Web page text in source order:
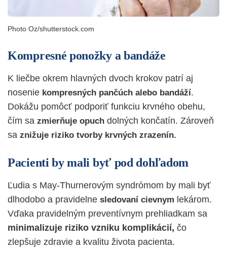
Photo Oz/shutterstock.com
Kompresné ponožky a bandáže
K liečbe okrem hlavných dvoch krokov patrí aj
nosenie kompresných pančúch alebo bandáží.
Dokážu pomôcť podporiť funkciu krvného obehu,
čím sa zmierňuje opuch dolných končatín. Zároveň
sa znižuje riziko tvorby krvných zrazenín.
Pacienti by mali byť pod dohľadom
Ľudia s May-Thurnerovým syndrómom by mali byť
dlhodobo a pravidelne sledovaní cievnym lekárom.
Vďaka pravidelným preventívnym prehliadkam sa
minimalizuje riziko vzniku komplikácií, čo
zlepšuje zdravie a kvalitu života pacienta.